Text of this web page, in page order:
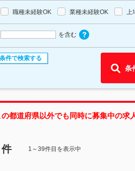
職種未経験OK 業種未経験OK 上
を含む
件で検索する
条
の都道府県以外でも同時に募集中の求
件 1～39件目を表示中